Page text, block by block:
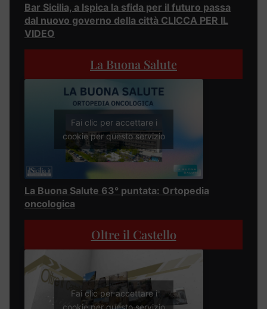
Bar Sicilia, a Ispica la sfida per il futuro passa
dal nuovo governo della città CLICCA PER IL
VIDEO
La Buona Salute
Fai clic per accettare i
cookie per questo servizio
La Buona Salute 63° puntata: Ortopedia
oncologica
Oltre il Castello
Fai clic per accettare i
cookie per questo servizio